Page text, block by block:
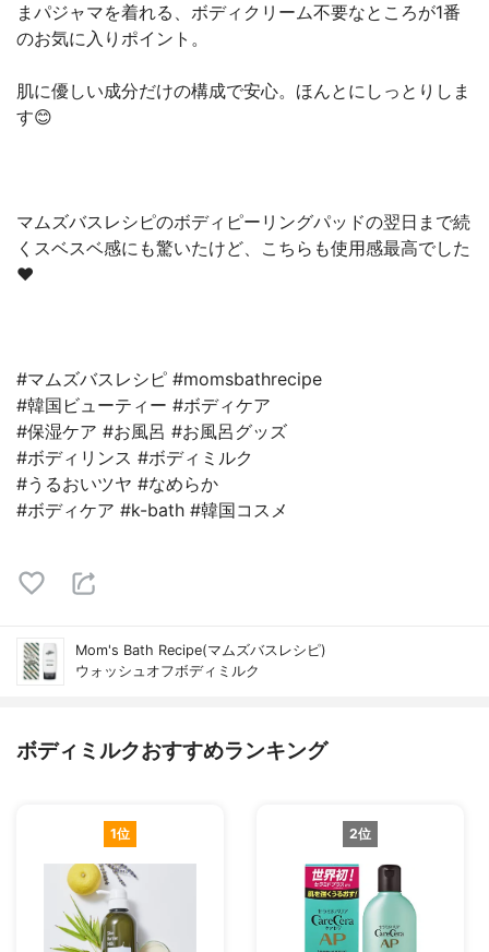
まパジャマを着れる、ボディクリーム不要なところが1番
のお気に入りポイント。
肌に優しい成分だけの構成で安心。ほんとにしっとりしま
す😊
マムズバスレシピのボディピーリングパッドの翌日まで続
くスベスベ感にも驚いたけど、こちらも使用感最高でした
❤
#マムズバスレシピ #momsbathrecipe
#韓国ビューティー #ボディケア
#保湿ケア #お風呂 #お風呂グッズ
#ボディリンス #ボディミルク
#うるおいツヤ #なめらか
#ボディケア #k-bath #韓国コスメ
Mom's Bath Recipe(マムズバスレシピ)
ウォッシュオフボディミルク
ボディミルクおすすめランキング
1位 2位